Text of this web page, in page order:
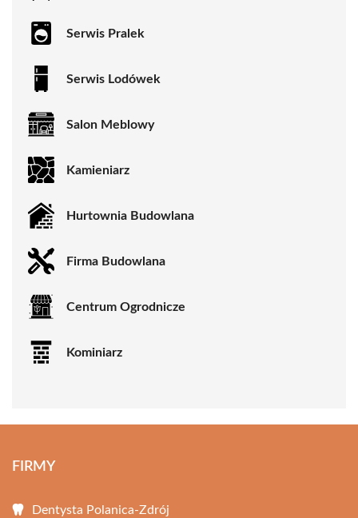
Serwis Pralek
Serwis Lodówek
Salon Meblowy
Kamieniarz
Hurtownia Budowlana
Firma Budowlana
Centrum Ogrodnicze
Kominiarz
FIRMY
Dentysta Polanica-Zdrój